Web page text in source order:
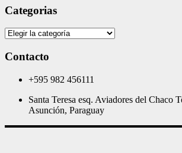
Categorias
Categorias
Contacto
+595 982 456111
Santa Teresa esq. Aviadores del Chaco
Asunción, Paraguay